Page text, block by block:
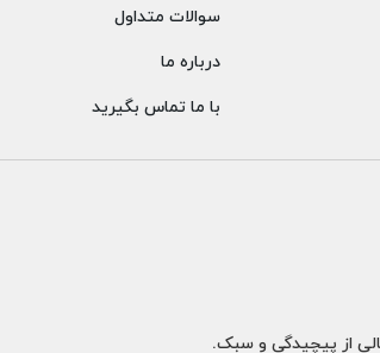
سوالات متداول
درباره ما
با ما تماس بگیرید
از پیچیدگی و سبک.